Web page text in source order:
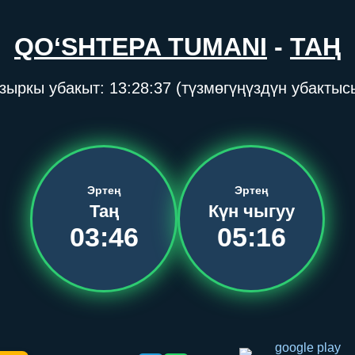
QO‘SHTEPA TUMANI - ТАҢ
убакыт: 13:28:37(түзмөгүңүздүн
Эртең
Таң
03:46
Эртең
Күн чыгуу
05:16